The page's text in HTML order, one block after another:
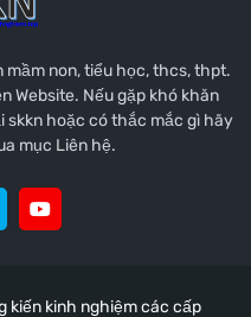
mầm non, tiểu học, thcs, thpt.
Website. Nếu gặp khó khăn
skkn hoặc có thắc mắc gì hãy
mục Liên hệ.
kiến kinh nghiệm các cấp